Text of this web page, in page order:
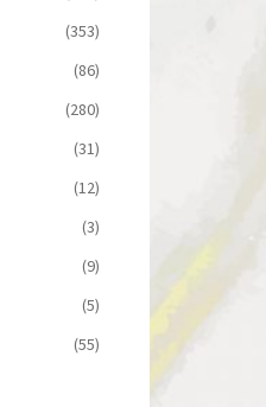
(353)
(86)
(280)
(31)
(12)
(3)
(9)
(5)
(55)